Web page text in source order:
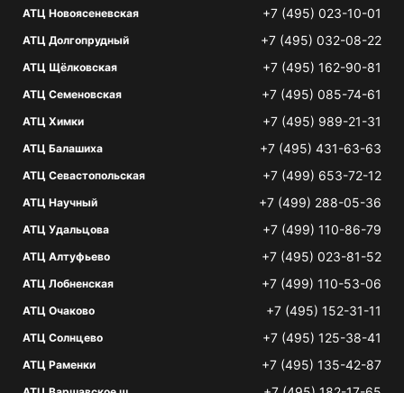
АТЦ Новоясеневская +7 (495) 023-10-01
АТЦ Долгопрудный +7 (495) 032-08-22
АТЦ Щёлковская +7 (495) 162-90-81
АТЦ Семеновская +7 (495) 085-74-61
АТЦ Химки +7 (495) 989-21-31
АТЦ Балашиха +7 (495) 431-63-63
АТЦ Севастопольская +7 (499) 653-72-12
АТЦ Научный +7 (499) 288-05-36
АТЦ Удальцова +7 (499) 110-86-79
АТЦ Алтуфьево +7 (495) 023-81-52
АТЦ Лобненская +7 (499) 110-53-06
АТЦ Очаково +7 (495) 152-31-11
АТЦ Солнцево +7 (495) 125-38-41
АТЦ Раменки +7 (495) 135-42-87